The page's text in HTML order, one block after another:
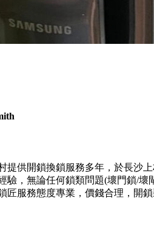
提供開鎖換鎖服務多年，於長沙
驗，無論任何鎖類問題(壞門鎖/
匠服務態度專業，價錢合理，開